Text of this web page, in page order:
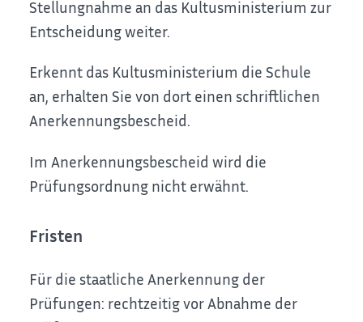
Stellungnahme an das Kultusministerium zur
Entscheidung weiter.
Erkennt das Kultusministerium die Schule
an, erhalten Sie von dort einen schriftlichen
Anerkennungsbescheid.
Im Anerkennungsbescheid wird die
Prüfungsordnung nicht erwähnt.
Fristen
Für die staatliche Anerkennung der
Prüfungen: rechtzeitig vor Abnahme der